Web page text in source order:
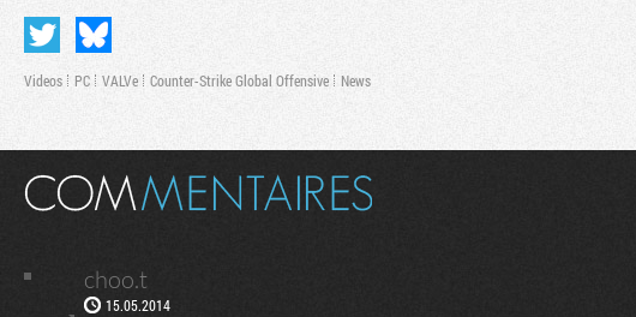
Videos PC VALVe Counter-Strike Global Offensive News
choo.t
15.05.2014